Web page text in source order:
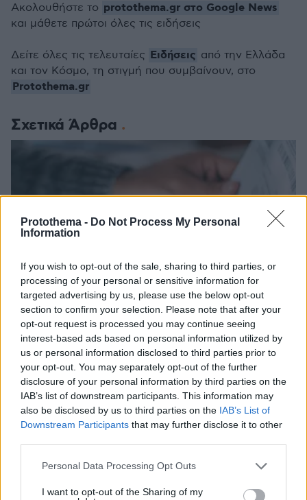
Protothema - Do Not Process My Personal
Information
If you wish to opt-out of the sale, sharing to third parties, or
processing of your personal or sensitive information for
targeted advertising by us, please use the below opt-out
section to confirm your selection. Please note that after your
opt-out request is processed you may continue seeing
interest-based ads based on personal information utilized by
us or personal information disclosed to third parties prior to
your opt-out. You may separately opt-out of the further
disclosure of your personal information by third parties on the
IAB’s list of downstream participants. This information may
also be disclosed by us to third parties on the IAB’s List of
Downstream Participants that may further disclose it to other
Please note that this website/app uses one or more Google
not limited to your visit or usage behaviour. You may click to
Personal Data Processing Opt Outs
I want to opt-out of the Sharing of my
Σχετικά Άρθρα
κατανάλωσης ρεύματος - Οι τρεις κατηγορίες και το ύψος
Ακολουθήστε το protothema.gr στο Google News
και μάθετε πρώτοι όλες τις ειδήσεις
Δείτε όλες τις τελευταίες Ειδήσεις από την Ελλάδα
και τον Κόσμο, τη στιγμή που συμβαίνουν, στο
Protothema.gr